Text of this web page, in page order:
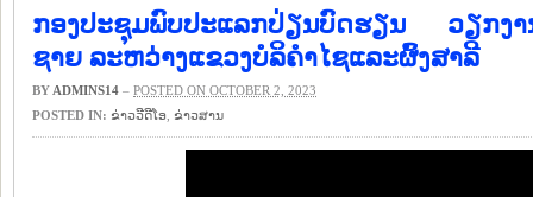
ກອງປະຊຸມພົບປະແລກປ່ຽນບົດຮຽນ ວຽກງາ
ຊາຍ ລະຫວ່າງແຂວງບໍລິຄຳໄຊແລະຜົ້ງສາລີ
BY ADMINS14 – POSTED ON OCTOBER 2, 2023
POSTED IN: ຂ່າວ​ວີ​ດີ​ໂອ ​ຂ່າວ​ສານ